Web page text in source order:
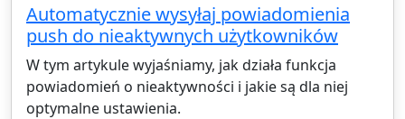
Automatycznie wysyłaj powiadomienia
push do nieaktywnych użytkowników
W tym artykule wyjaśniamy, jak działa funkcja
powiadomień o nieaktywności i jakie są dla niej
optymalne ustawienia.